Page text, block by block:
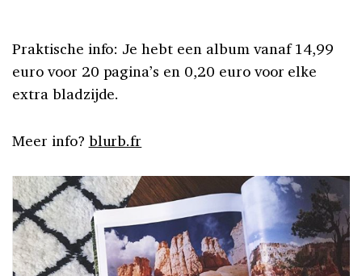
Praktische info: Je hebt een album vanaf 14,99
euro voor 20 pagina’s en 0,20 euro voor elke
extra bladzijde.
Meer info? blurb.fr